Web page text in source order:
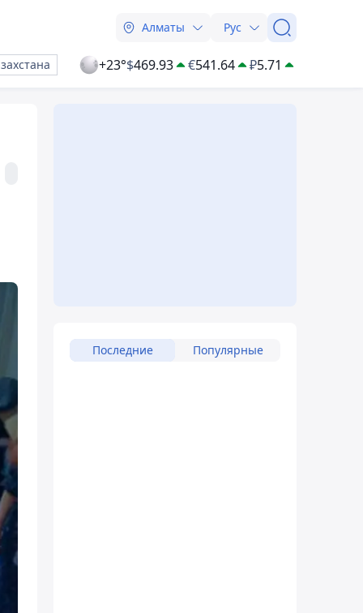
Алматы Рус
+23°$469.93 €541.64 ₽5.71
Последние Популярные